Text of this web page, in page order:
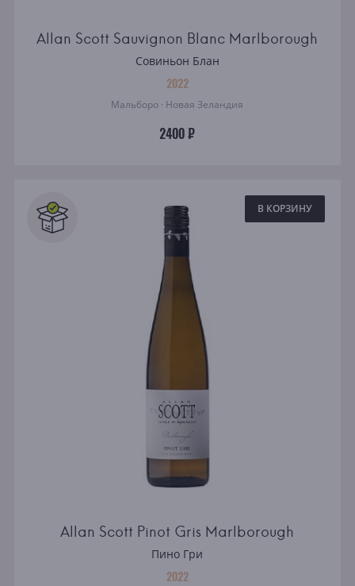
Allan Scott Sauvignon Blanc Marlborough
Совиньон Блан
2022
Мальборо · Новая Зеландия
2400 ₽
В КОРЗИНУ
Allan Scott Pinot Gris Marlborough
Пино Гри
2022